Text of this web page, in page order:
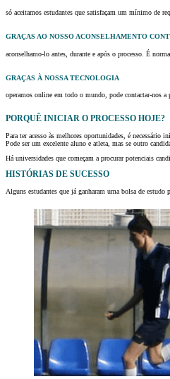
só aceitamos estudantes que satisfaçam um mínimo de
GRAÇAS AO NOSSO ACONSELHAMENTO
aconselhamo-lo antes, durante e após o processo. É
GRAÇAS À NOSSA TECNOLOGIA
operamos online em todo o mundo, pode contactar-nos
PORQUÊ INICIAR O PROCESSO HOJE?
Para ter acesso às melhores oportunidades, é
Pode ser um excelente aluno e atleta, mas se outro
Há universidades que começam a procurar potenciais
HISTÓRIAS DE SUCESSO
Alguns estudantes que já ganharam uma bolsa de estudo